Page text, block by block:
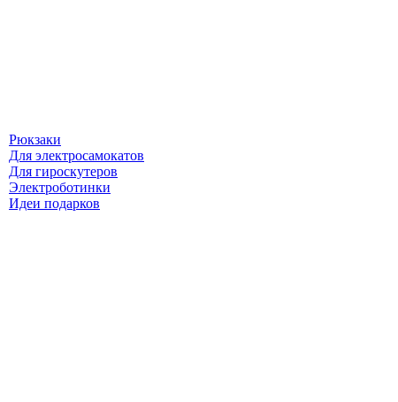
Рюкзаки
Для электросамокатов
Для гироскутеров
Электроботинки
Идеи подарков